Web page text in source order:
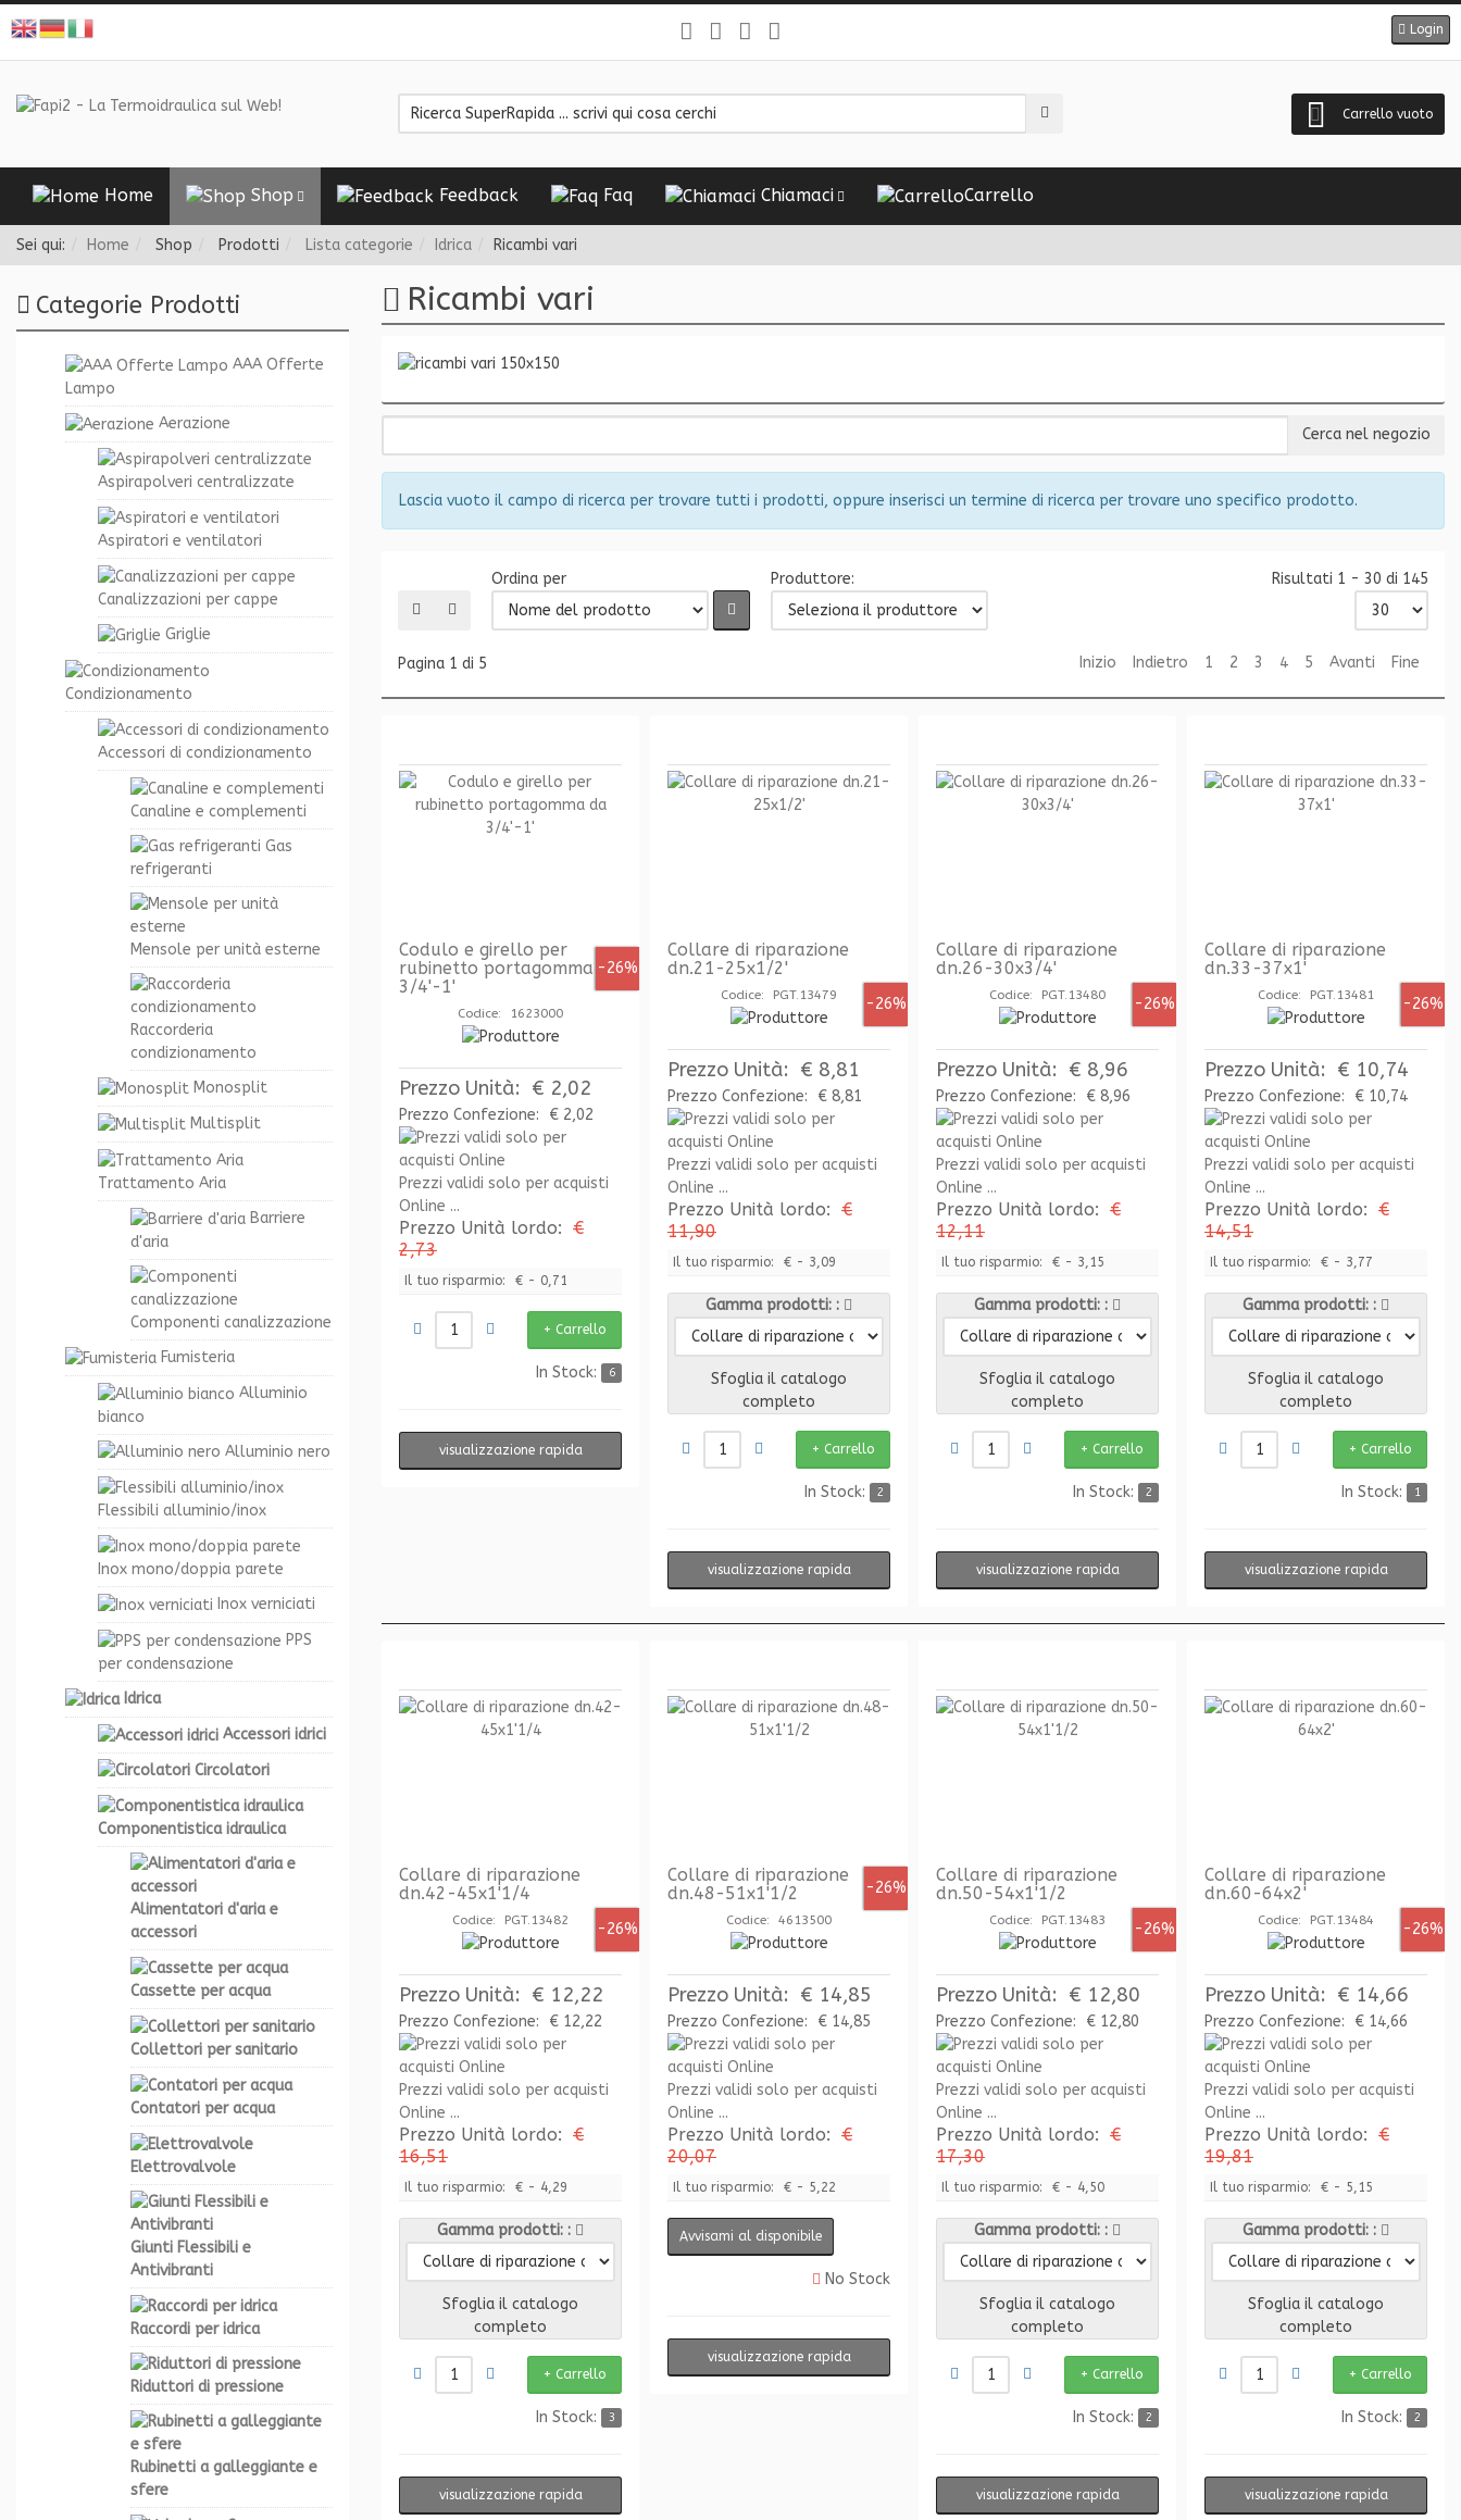
Login
Carrello vuoto
Home Shop Feedback Faq Chiamaci Carrello
Sei qui: Home Shop Prodotti Lista categorie Idrica Ricambi vari
Ricambi vari
Lascia vuoto il campo di ricerca per trovare tutti i prodotti, oppure inserisci un termine di ricerca per trovare uno specifico prodotto.
Ordina per Produttore: Risultati 1 - 30 di 145
Inizio Indietro 1 2 3 4 5 Avanti Fine
Pagina 1 di 5
-26%
Codulo e girello per
rubinetto portagomma da
3/4'-1'
Codice: 1623000
Prezzo Unità: € 2,02
Prezzo Confezione: € 2,02
Prezzi validi solo per acquisti
Online ...
Prezzo Unità lordo: €
2,73
Il tuo risparmio: € - 0,71
In Stock: 6
visualizzazione rapida
-26%
Collare di riparazione
dn.21-25x1/2'
Codice: PGT.13479
Prezzo Unità: € 8,81
Prezzo Confezione: € 8,81
Prezzi validi solo per acquisti
Online ...
Prezzo Unità lordo: €
11,90
Il tuo risparmio: € - 3,09
Gamma prodotti:
Sfoglia il catalogo
completo
In Stock: 2
visualizzazione rapida
-26%
Collare di riparazione
dn.26-30x3/4'
Codice: PGT.13480
Prezzo Unità: € 8,96
Prezzo Confezione: € 8,96
Prezzi validi solo per acquisti
Online ...
Prezzo Unità lordo: €
12,11
Il tuo risparmio: € - 3,15
Gamma prodotti:
Sfoglia il catalogo
completo
In Stock: 2
visualizzazione rapida
-26%
Collare di riparazione
dn.33-37x1'
Codice: PGT.13481
Prezzo Unità: € 10,74
Prezzo Confezione: € 10,74
Prezzi validi solo per acquisti
Online ...
Prezzo Unità lordo: €
14,51
Il tuo risparmio: € - 3,77
Gamma prodotti:
Sfoglia il catalogo
completo
In Stock: 1
visualizzazione rapida
-26%
Collare di riparazione
dn.42-45x1'1/4
Codice: PGT.13482
Prezzo Unità: € 12,22
Prezzo Confezione: € 12,22
Prezzi validi solo per acquisti
Online ...
Prezzo Unità lordo: €
16,51
Il tuo risparmio: € - 4,29
Gamma prodotti:
Sfoglia il catalogo
completo
In Stock: 3
visualizzazione rapida
-26%
Collare di riparazione
dn.48-51x1'1/2
Codice: 4613500
Prezzo Unità: € 14,85
Prezzo Confezione: € 14,85
Prezzi validi solo per acquisti
Online ...
Prezzo Unità lordo: €
20,07
Il tuo risparmio: € - 5,22
Avvisami al disponibile
No Stock
visualizzazione rapida
-26%
Collare di riparazione
dn.50-54x1'1/2
Codice: PGT.13483
Prezzo Unità: € 12,80
Prezzo Confezione: € 12,80
Prezzi validi solo per acquisti
Online ...
Prezzo Unità lordo: €
17,30
Il tuo risparmio: € - 4,50
Gamma prodotti:
Sfoglia il catalogo
completo
In Stock: 2
visualizzazione rapida
-26%
Collare di riparazione
dn.60-64x2'
Codice: PGT.13484
Prezzo Unità: € 14,66
Prezzo Confezione: € 14,66
Prezzi validi solo per acquisti
Online ...
Prezzo Unità lordo: €
19,81
Il tuo risparmio: € - 5,15
Gamma prodotti:
Sfoglia il catalogo
completo
In Stock: 2
visualizzazione rapida
Categorie Prodotti
AAA Offerte
Lampo
Aerazione
Aspirapolveri centralizzate
Aspiratori e ventilatori
Canalizzazioni per cappe
Griglie
Condizionamento
Accessori di condizionamento
Canaline e complementi
Gas
refrigeranti
Mensole per unità esterne
Raccorderia
condizionamento
Monosplit
Multisplit
Trattamento Aria
Barriere
d'aria
Componenti canalizzazione
Fumisteria
Alluminio
bianco
Alluminio nero
Flessibili alluminio/inox
Inox mono/doppia parete
Inox verniciati
PPS
per condensazione
Idrica
Accessori idrici
Circolatori
Componentistica idraulica
Alimentatori d'aria e
accessori
Cassette per acqua
Collettori per sanitario
Contatori per acqua
Elettrovalvole
Giunti Flessibili e
Antivibranti
Raccordi per idrica
Riduttori di pressione
Rubinetti a galleggiante e
sfere